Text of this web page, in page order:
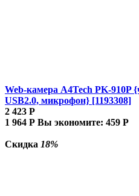
Web-камера A4Tech PK-910P
USB2.0, микрофон} [1193308]
2 423 Р
1 964 Р Вы экономите: 459 Р
Скидка 18%